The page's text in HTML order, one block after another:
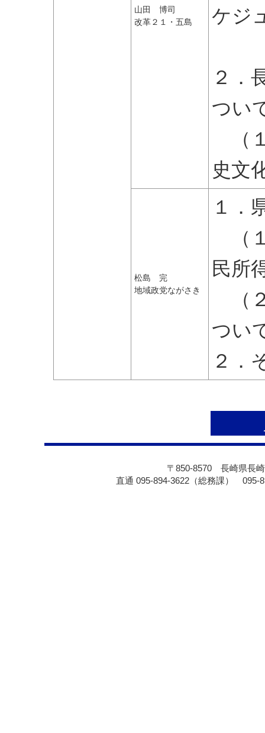
山田 博司
改革２１・五島
ケジ
２．
つ
（
史文
松島 完
地域政党ながさき
１．
（
民所
（
つい
２．
〒850-8570 長崎県長
直通 095-894-3622（総務課） 095-